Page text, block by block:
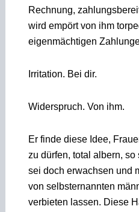
Rechnung,
wird empört von ihm
eigenmächtigen
Irritation. Bei dir.
Widerspruch. Von ihm.
Er finde diese Idee,
zu dürfen, total albern,
sei doch erwachsen und
von selbsternannten
verbieten lassen. Diese